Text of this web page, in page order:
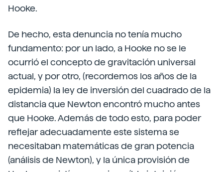
Hooke.
De hecho, esta denuncia no tenía mucho
fundamento: por un lado, a Hooke no se le
ocurrió el concepto de gravitación universal
actual, y por otro, (recordemos los años de la
epidemia) la ley de inversión del cuadrado de la
distancia que Newton encontró mucho antes
que Hooke. Además de todo esto, para poder
reflejar adecuadamente este sistema se
necesitaban matemáticas de gran potencia
(análisis de Newton), y la única provisión de